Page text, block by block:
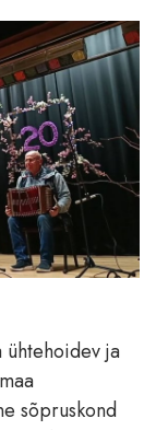
ühtehoidev ja
sõpruskond